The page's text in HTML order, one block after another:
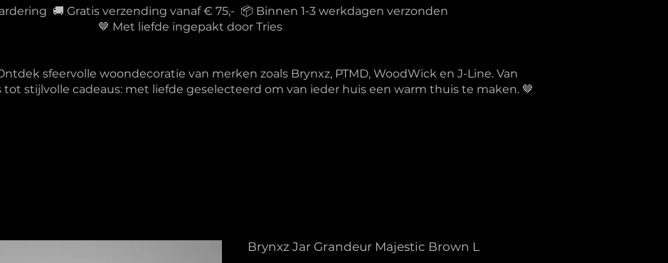
🚚 Gratis verzending vanaf € 75,- 📦 Binnen 1-3 werkdagen verzonden
🤎 Met liefde ingepakt door Tries
sfeervolle woondecoratie van merken zoals Brynxz, PTMD, WoodWick en J-Line. Van
tot stijlvolle cadeaus: met liefde geselecteerd om van ieder huis een warm thuis te maken. 🤎
Brynxz Jar Grandeur Majestic Brown L